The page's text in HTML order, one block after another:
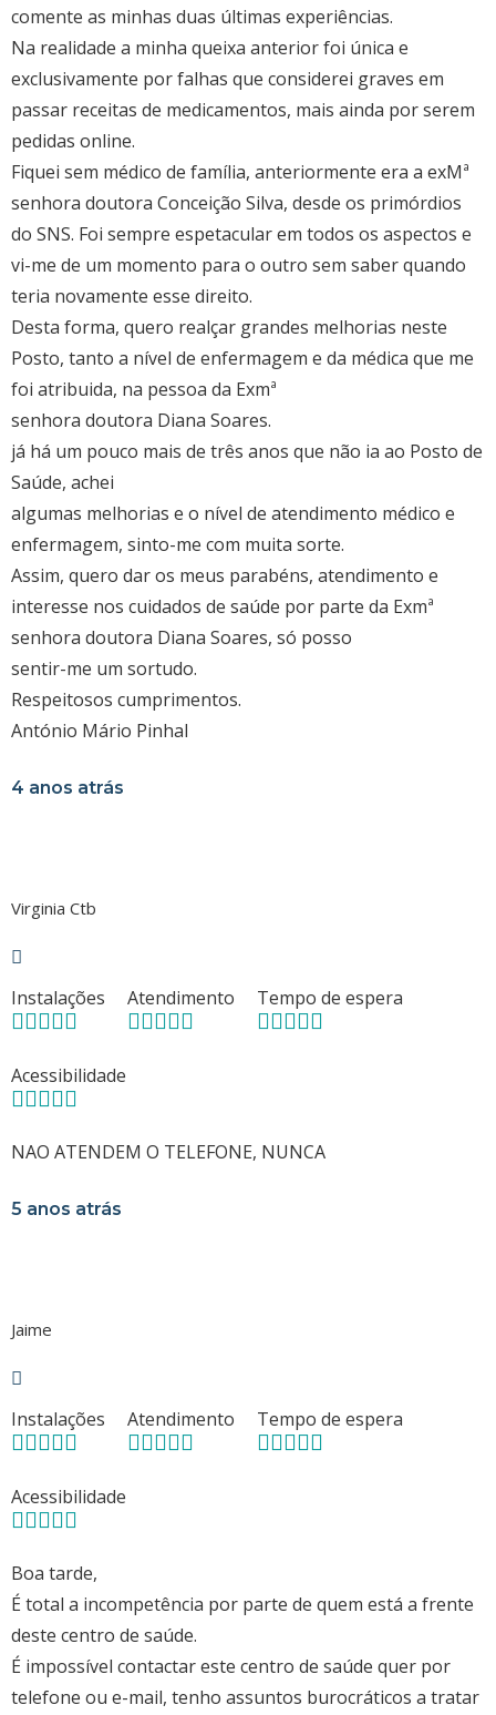
comente as minhas duas últimas experiências.
Na realidade a minha queixa anterior foi única e
exclusivamente por falhas que considerei graves em
passar receitas de medicamentos, mais ainda por serem
pedidas online.
Fiquei sem médico de família, anteriormente era a exMª
senhora doutora Conceição Silva, desde os primórdios
do SNS. Foi sempre espetacular em todos os aspectos e
vi-me de um momento para o outro sem saber quando
teria novamente esse direito.
Desta forma, quero realçar grandes melhorias neste
Posto, tanto a nível de enfermagem e da médica que me
foi atribuida, na pessoa da Exmª
senhora doutora Diana Soares.
já há um pouco mais de três anos que não ia ao Posto de
Saúde, achei
algumas melhorias e o nível de atendimento médico e
enfermagem, sinto-me com muita sorte.
Assim, quero dar os meus parabéns, atendimento e
interesse nos cuidados de saúde por parte da Exmª
senhora doutora Diana Soares, só posso
sentir-me um sortudo.
Respeitosos cumprimentos.
António Mário Pinhal
4 anos atrás
Virginia Ctb
Instalações Atendimento Tempo de espera
Acessibilidade
NAO ATENDEM O TELEFONE, NUNCA
5 anos atrás
Jaime
Instalações Atendimento Tempo de espera
Acessibilidade
Boa tarde,
É total a incompetência por parte de quem está a frente
deste centro de saúde.
É impossível contactar este centro de saúde quer por
telefone ou e-mail, tenho assuntos burocráticos a tratar